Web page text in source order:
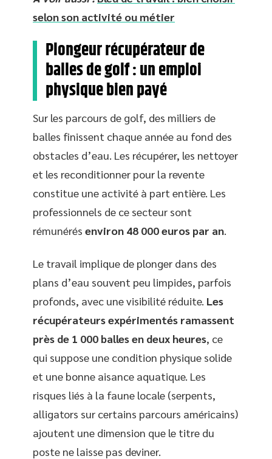
selon son activité ou métier
Plongeur récupérateur de
balles de golf : un emploi
physique bien payé
Sur les parcours de golf, des milliers de
balles finissent chaque année au fond des
obstacles d’eau. Les récupérer, les nettoyer
et les reconditionner pour la revente
constitue une activité à part entière. Les
professionnels de ce secteur sont
rémunérés environ 48 000 euros par an.
Le travail implique de plonger dans des
plans d’eau souvent peu limpides, parfois
profonds, avec une visibilité réduite. Les
récupérateurs expérimentés ramassent
près de 1 000 balles en deux heures, ce
qui suppose une condition physique solide
et une bonne aisance aquatique. Les
risques liés à la faune locale (serpents,
alligators sur certains parcours américains)
ajoutent une dimension que le titre du
poste ne laisse pas deviner.